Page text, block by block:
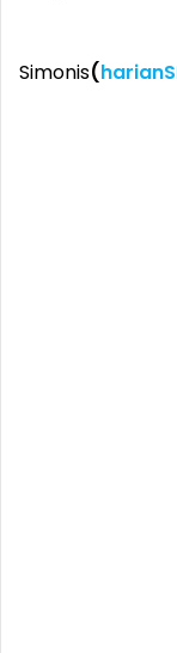
Simonis(